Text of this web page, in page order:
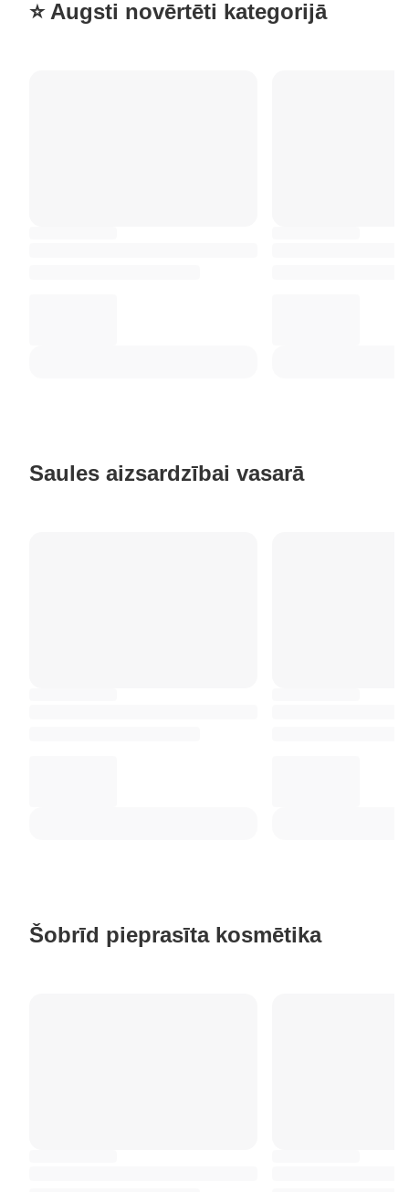
⭐ Augsti novērtēti kategorijā
Saules aizsardzībai vasarā
Šobrīd pieprasīta kosmētika